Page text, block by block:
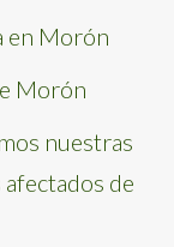
en Morón
Morón
nuestras
de